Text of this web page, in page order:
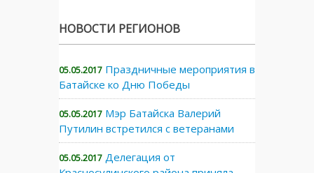
НОВОСТИ РЕГИОНОВ
05.05.2017 Праздничные мероприятия в
Батайске ко Дню Победы
05.05.2017 Мэр Батайска Валерий
Путилин встретился с ветеранами
05.05.2017 Делегация от